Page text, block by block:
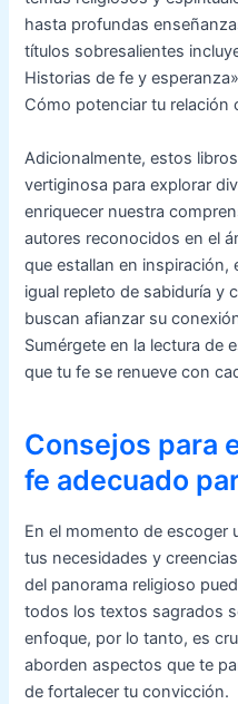
hasta profundas
títulos sobresalientes
Historias de fe y
Cómo potenciar tu relación
Adicionalmente, estos
vertiginosa para explorar
enriquecer nuestra
autores reconocidos en el
que estallan en
igual repleto de sabiduría y
buscan afianzar su
Sumérgete en la lectura de
que tu fe se renueve con
Consejos para
fe adecuado
En el momento de escoger
tus necesidades y
del panorama religioso
todos los textos sagrados
enfoque, por lo tanto, es
aborden aspectos que te
de fortalecer tu convicción.